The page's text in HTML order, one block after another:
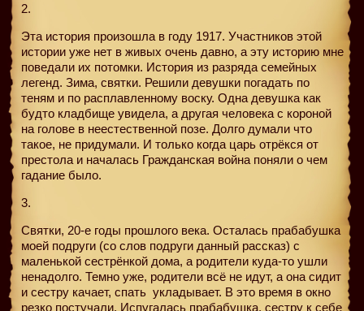
2.
Эта история произошла в году 1917. Участников этой
истории уже нет в живых очень давно, а эту историю мне
поведали их потомки. История из разряда семейных
легенд. Зима, святки. Решили девушки погадать по
теням и по расплавленному воску. Одна девушка как
будто кладбище увидела, а другая человека с короной
на голове в неестественной позе. Долго думали что
такое, не придумали. И только когда царь отрёкся от
престола и началась Гражданская война поняли о чем
гадание было.
3.
Святки, 20-е годы прошлого века. Осталась прабабушка
моей подруги (со слов подруги данный рассказ) с
маленькой сестрёнкой дома, а родители куда-то ушли
ненадолго. Темно уже, родители всё не идут, а она сидит
и сестру качает, спать укладывает. В это время в окно
резко постучали. Испугалась прабабушка, сестру к себе